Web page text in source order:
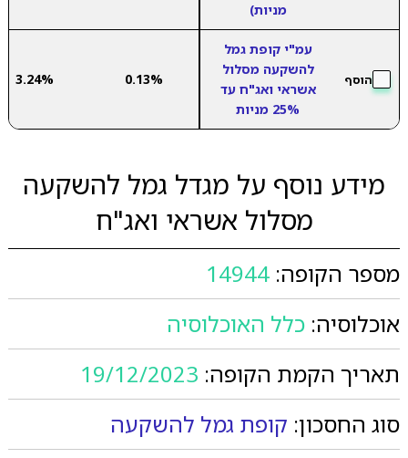
מניות)
הוסף
עמ"י קופת גמל
להשקעה מסלול
אשראי ואג"ח עד
25% מניות
0.13%
3.24%
מידע נוסף על מגדל גמל להשקעה
מסלול אשראי ואג"ח
מספר הקופה: 14944
אוכלוסיה: כלל האוכלוסיה
תאריך הקמת הקופה: 19/12/2023
סוג החסכון: קופת גמל להשקעה